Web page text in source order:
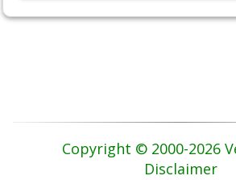
Copyright © 2000-2026
Disclaimer